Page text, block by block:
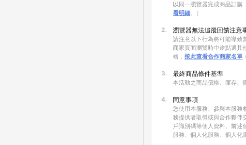
以同一瀏覽器完成商品訂購
看明細。）
2. 瀏覽器無法追蹤回饋注意
請注意以下行為將可能導致
商家頁面瀏覽時中途點選其
格， 按此查看合作商家名單
3. 最終商品條件基準
本活動之商品價格、庫存、
4. 同意事項
您使用本服務、參與本服務
務提供者取得或與合作夥伴
戶識別碼等個人資料。前述
服務、個人化服務、個人化